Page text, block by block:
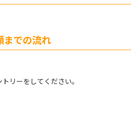
までの流れ
リーをしてください。